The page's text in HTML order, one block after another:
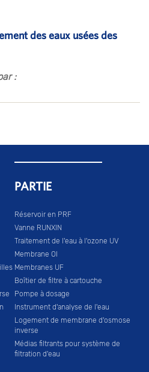
des eaux usées des
:
PARTIE
Réservoir en PRF
Vanne RUNXIN
Traitement de l'eau à l'ozone UV
Membrane OI
Membranes UF
Boîtier de filtre à cartouche
Pompe à dosage
Instrument d'analyse de l'eau
Logement de membrane d'osmose
inverse
Médias filtrants pour système de
filtration d'eau